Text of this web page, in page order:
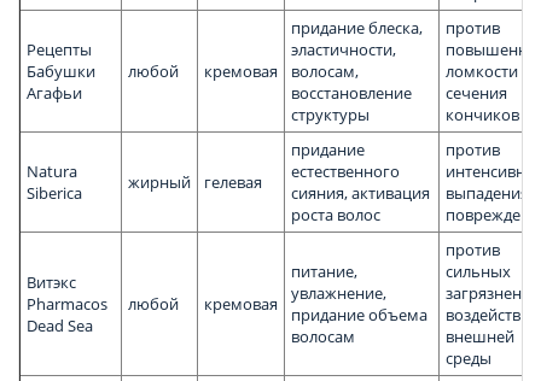
Рецепты
Бабушки
Агафьи
любой кремовая
придание блеска,
эластичности,
волосам,
восстановление
структуры
против
ломкости и
сечения
кончиков
Natura
Siberica
жирный гелевая
придание
естественного
сияния, активация
роста волос
против
выпадения,
Витэкс
Pharmacos
Dead Sea
любой кремовая
питание,
увлажнение,
придание объема
волосам
против
сильных
воздействия
внешней
среды